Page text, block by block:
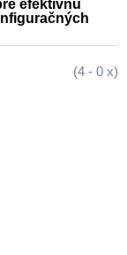
efektívnu
(4 - 0 x)